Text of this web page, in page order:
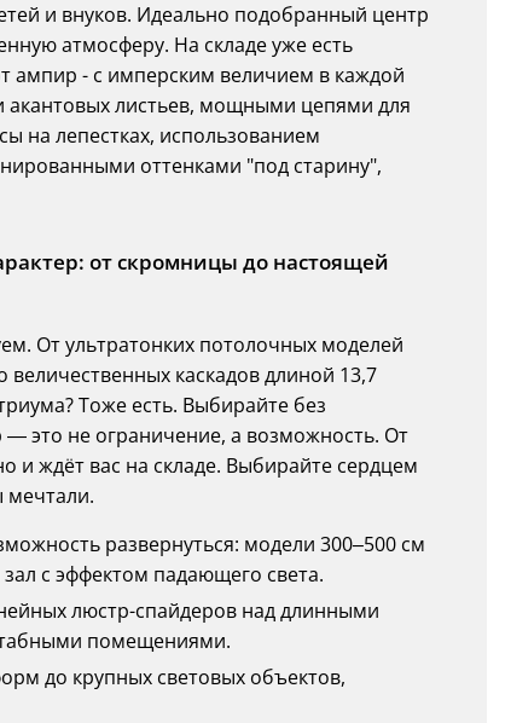
и внуков. Идеально подобранный центр
атмосферу. На складе уже есть
ампир - с имперским величием в каждой
акантовых листьев, мощными цепями для
на лепестках, использованием
оттенками "под старину",
от скромницы до настоящей
От ультратонких потолочных моделей
каскадов длиной 13,7
Тоже есть. Выбирайте без
это не ограничение, а возможность. От
ждёт вас на складе. Выбирайте сердцем
мечтали.
развернуться: модели 300–500 см
с эффектом падающего света.
люстр-спайдеров над длинными
помещениями.
до крупных световых объектов,